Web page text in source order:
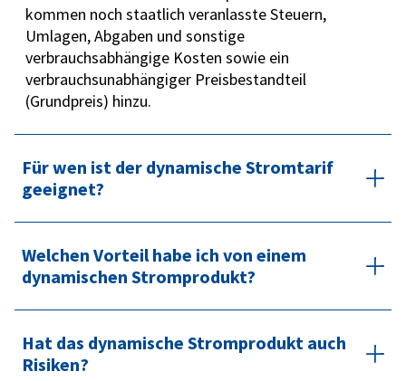
kommen noch staatlich veranlasste Steuern,
Umlagen, Abgaben und sonstige
verbrauchsabhängige Kosten sowie ein
verbrauchsunabhängiger Preisbestandteil
(Grundpreis) hinzu.
Für wen ist der dynamische Stromtarif
geeignet?
sowie Elektroauto, Batteriespeicher, Betrieb
einer Wärmepumpe oder intelligenten
Welchen Vorteil habe ich von einem
dynamischen Stromprodukt?
Börsenstrompreisen, die direkt an Sie
weitergegeben werden. Ein intelligentes
Hat das dynamische Stromprodukt auch
Risiken?